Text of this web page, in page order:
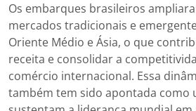
Os embarques brasileiros
mercados tradicionais e
Oriente Médio e Ásia, o que
receita e consolidar a
comércio internacional. Essa
também tem sido apontada como